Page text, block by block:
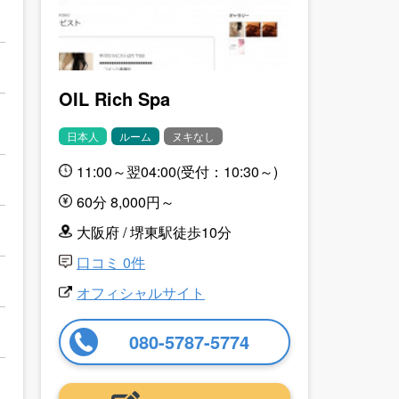
OIL Rich Spa
日本人 ルーム ヌキなし
11:00～翌04:00(受付：10:30～)
60分 8,000円～
大阪府 / 堺東駅徒歩10分
口コミ 0件
オフィシャルサイト
080-5787-5774